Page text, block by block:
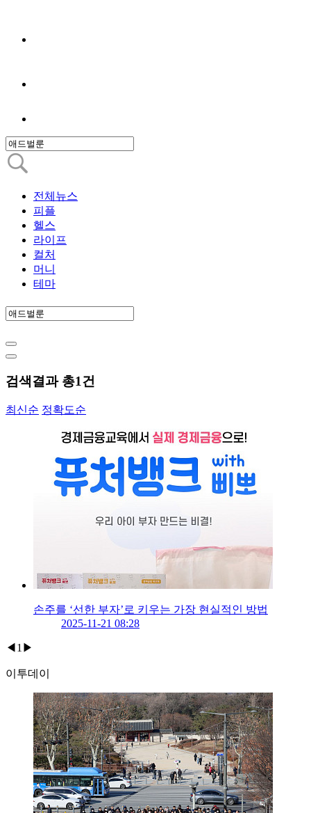
전체뉴스
피플
헬스
라이프
컬처
머니
테마
검색결과 총1건
최신순 정확도순
손주를 ‘선한 부자’로 키우는 가장 현실적인 방법
2025-11-21 08:28
◀ 1 ▶
이투데이